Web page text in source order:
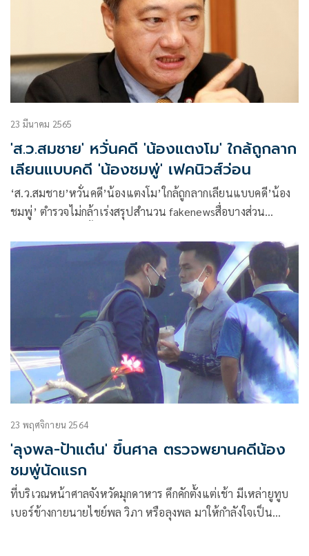
23 มีนาคม 2565
'ส.ว.สมชาย' หวั่นคดี 'น้องแตงโม' ใกล้ถูกลาก
เลียนแบบคดี 'น้องชมพู่' เฟคนิวส์ว่อน
‘ส.ว.สมชาย’หวั่นคดี’น้องแตงโม’ใกล้ถูกลากเลียนแบบคดี’น้อง
ชมพู่’ ตำรวจไม่กล้าเร่งสรุปสำนวน fakenewsสื่อบางส่วน
พิสูจน์หลักฐานและนิติวิทยาศาสตร์
23 พฤศจิกายน 2564
'ลุงพล-ป้าแต๋น' ขึ้นศาล ตรวจพยานคดีน้อง
ชมพู่นัดแรก
ที่บริเวณหน้าศาลจังหวัดมุกดาหาร คึกคักตั้งแต่เช้า มีเหล่ายูทูบ
เบอร์ข้างกายนายไชย์พล วิภา หรือลุงพล มาให้กำลังใจเป็น